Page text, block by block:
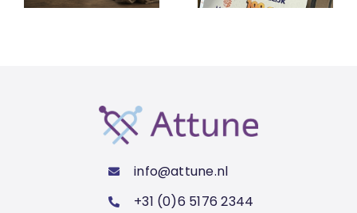
info@attune.nl
+31 (0)6 5176 2344